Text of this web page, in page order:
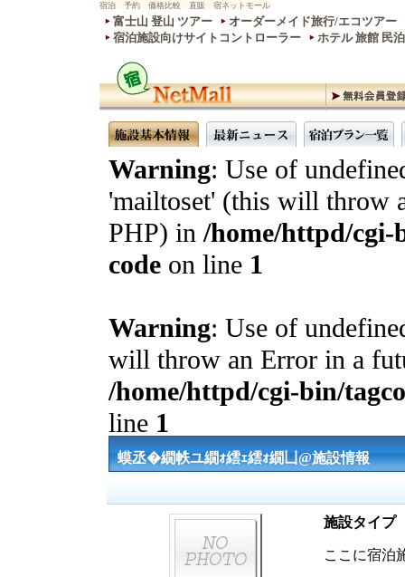
宿泊 予約 価格比較 直販 宿ネットモール
富士山 登山 ツアー
オーダーメイド旅行/エコツアー
宿泊施設向けサイトコントローラー
ホテル 旅館 民
Warning: Use of
'mailtoset' (this will throw
PHP) in/home/httpd/cgi-
code on line 1
Warning: Use of
will throw an Error in a
/home/httpd/cgi-bin/
line 1
蟆丞�繝帙ユ繝ｫ繧ｪ繧ｫ繝凵@施設情報
施設タイプ
ここに宿泊